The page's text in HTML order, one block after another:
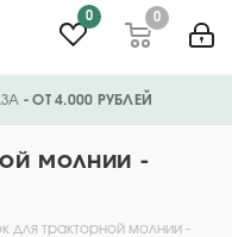
0 0
- ОТ 4.000 РУБЛЕЙ
молнии -
для тракторной молнии -